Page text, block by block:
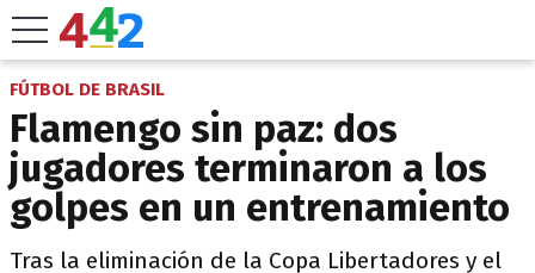
FÚTBOL DE BRASIL
Flamengo sin paz: dos
jugadores terminaron a los
golpes en un entrenamiento
Tras la eliminación de la Copa Libertadores y el